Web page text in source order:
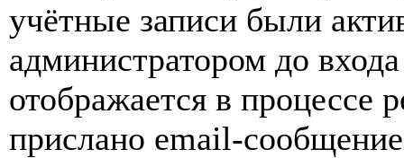
учётные записи были
администратором до
отображается в процессе
прислано email-